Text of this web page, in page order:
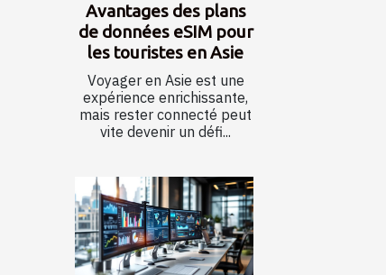
Avantages des plans
de données eSIM pour
les touristes en Asie
Voyager en Asie est une
expérience enrichissante,
mais rester connecté peut
vite devenir un défi...